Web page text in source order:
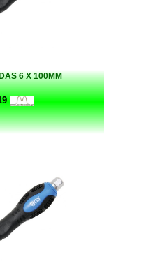
6 X 100MM